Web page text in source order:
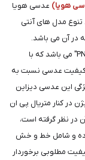
عدسی هویا
مدل های آنتی
در آن می باشد.
متریال به کار رفته در این عدسی از نوع پی ان ایکس "PNX" می باشد که با
کیفیت عدسی نسبت به
این عدسی دیزاین
در کنار متریال پی ان
2 ساله را برای آن در نظر گرفته است،
بوده و شامل خط و خش
مطلوبی برخوردار